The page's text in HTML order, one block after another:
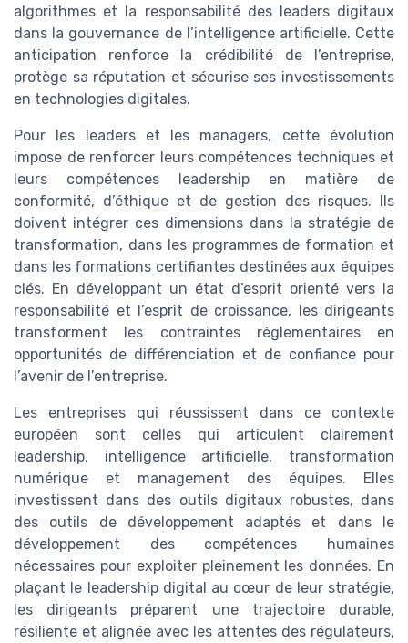
algorithmes et la responsabilité des leaders digitaux
dans la gouvernance de l’intelligence artificielle. Cette
anticipation renforce la crédibilité de l’entreprise,
protège sa réputation et sécurise ses investissements
en technologies digitales.
Pour les leaders et les managers, cette évolution
impose de renforcer leurs compétences techniques et
leurs compétences leadership en matière de
conformité, d’éthique et de gestion des risques. Ils
doivent intégrer ces dimensions dans la stratégie de
transformation, dans les programmes de formation et
dans les formations certifiantes destinées aux équipes
clés. En développant un état d’esprit orienté vers la
responsabilité et l’esprit de croissance, les dirigeants
transforment les contraintes réglementaires en
opportunités de différenciation et de confiance pour
l’avenir de l’entreprise.
Les entreprises qui réussissent dans ce contexte
européen sont celles qui articulent clairement
leadership, intelligence artificielle, transformation
numérique et management des équipes. Elles
investissent dans des outils digitaux robustes, dans
des outils de développement adaptés et dans le
développement des compétences humaines
nécessaires pour exploiter pleinement les données. En
plaçant le leadership digital au cœur de leur stratégie,
les dirigeants préparent une trajectoire durable,
résiliente et alignée avec les attentes des régulateurs,